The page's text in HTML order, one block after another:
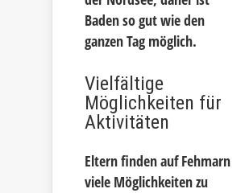
Baden so gut wie den
ganzen Tag möglich.
Vielfältige
Möglichkeiten für
Aktivitäten
Eltern finden auf Fehmarn
viele Möglichkeiten zu